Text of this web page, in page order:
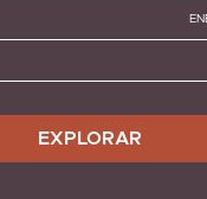
EXPLORAR